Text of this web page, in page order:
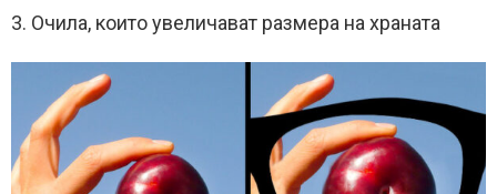
3. Очила, които увеличават размера на храната